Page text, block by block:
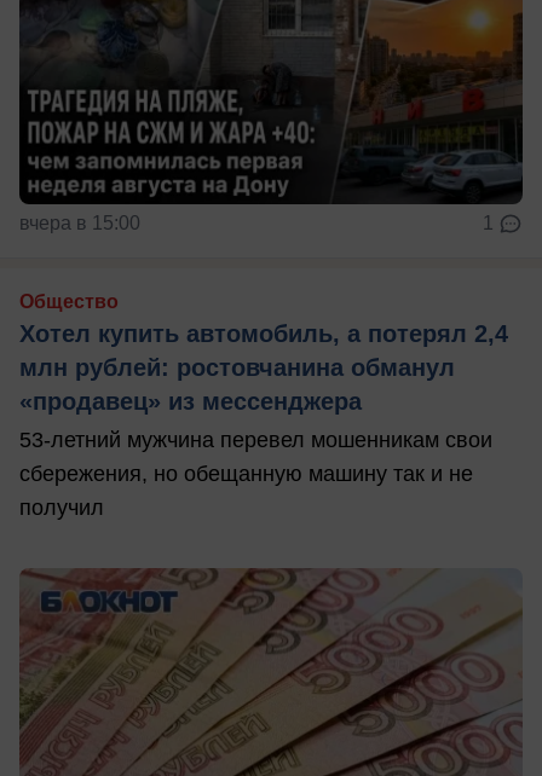
вчера в 15:00 1
Общество
Хотел купить автомобиль, а потерял 2,4
млн рублей: ростовчанина обманул
«продавец» из мессенджера
53-летний мужчина перевел мошенникам свои
сбережения, но обещанную машину так и не
получил